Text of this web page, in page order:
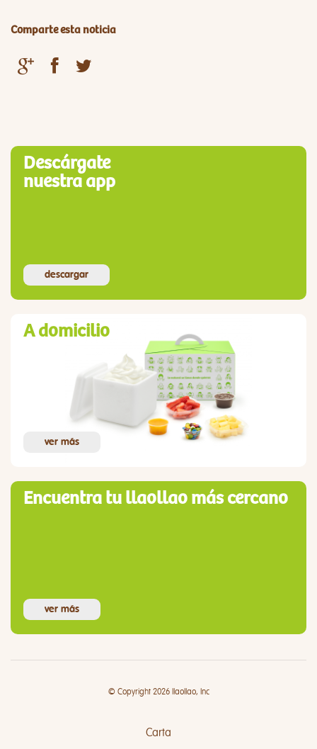
Comparte esta noticia
Descárgate
nuestra app
descargar
A domicilio
ver más
Encuentra tu llaollao más cercano
ver más
© Copyright 2026 llaollao, Inc
Carta